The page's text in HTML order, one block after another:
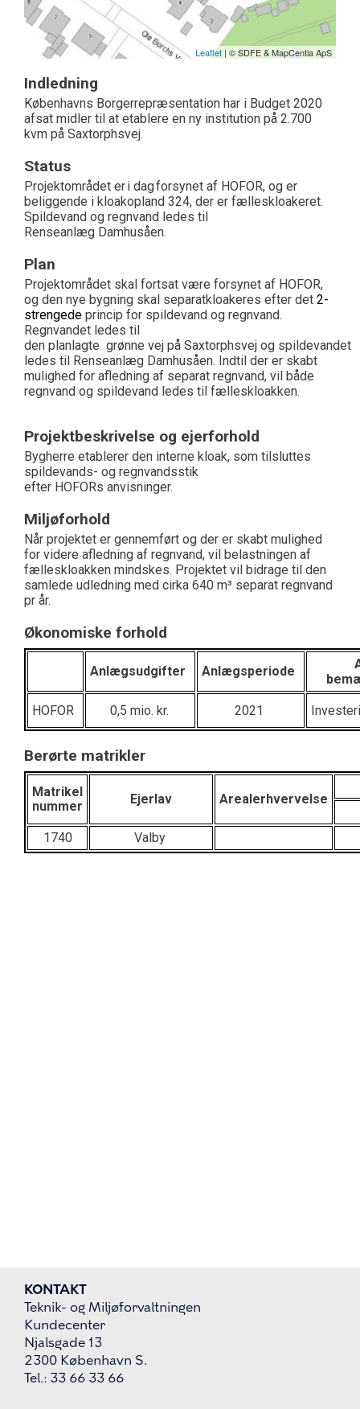
Leaflet | © SDFE & MapCentia ApS
Indledning
Københavns Borgerrepræsentation har i Budget 2020
afsat midler til at etablere en ny institution på 2.700
kvm på Saxtorphsvej.
Status
Projektområdet er i dag forsynet af HOFOR, og er
beliggende i kloakopland 324, der er fælleskloakeret.
Spildevand og regnvand ledes til
Renseanlæg Damhusåen.
Plan
Projektområdet skal fortsat være forsynet af HOFOR,
og den nye bygning skal separatkloakeres efter det 2-
strengede princip for spildevand og regnvand.
Regnvandet ledes til
den planlagte grønne vej på Saxtorphsvej og spildevandet
ledes til Renseanlæg Damhusåen. Indtil der er skabt
mulighed for afledning af separat regnvand, vil både
regnvand og spildevand ledes til fælleskloakken.
Projektbeskrivelse og ejerforhold
Bygherre etablerer den interne kloak, som tilsluttes
spildevands- og regnvandsstik
efter HOFORs anvisninger.
Miljøforhold
Når projektet er gennemført og der er skabt mulighed
for videre afledning af regnvand, vil belastningen af
fælleskloakken mindskes. Projektet vil bidrage til den
samlede udledning med cirka 640 m³ separat regnvand
pr år.
Økonomiske forhold
Anlægsudgifter Anlægsperiode
HOFOR 0,5 mio. kr. 2021
Berørte matrikler
Matrikel
nummer
Ejerlav Arealerhvervelse
1740 Valby
KONTAKT
Teknik- og Miljøforvaltningen
Kundecenter
Njalsgade 13
2300 København S.
Tel.: 33 66 33 66